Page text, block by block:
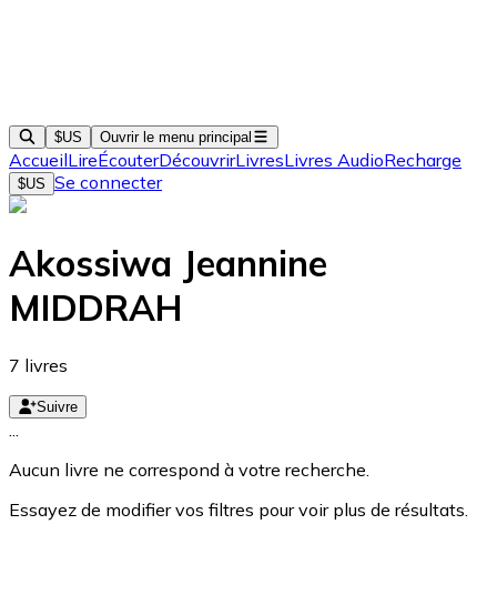
$US Ouvrir le menu principal
AccueilLireÉcouterDécouvrirLivresLivres AudioRecharge
$US Se connecter
Akossiwa Jeannine
MIDDRAH
7 livres
Suivre
Aucun livre ne correspond à votre recherche.
Essayez de modifier vos filtres pour voir plus de résultats.